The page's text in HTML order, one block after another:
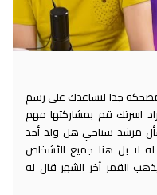
جدا لنساعدك على رسم
اسرتك قم بمشاركتها مهم
مرشد سياحي هل ولد أحد
لا بل هنا جميع الأشخاص
القمر آخر الشهر قال له